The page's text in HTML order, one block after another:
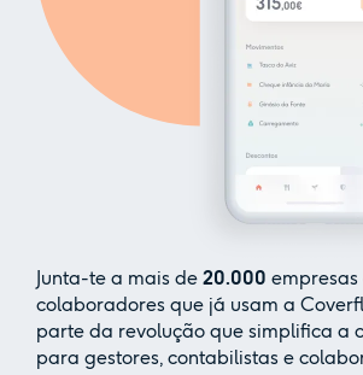
Junta-te a mais de 20.000 empresas
colaboradores que já usam a
parte da revolução que simplifica a
para gestores, contabilistas e